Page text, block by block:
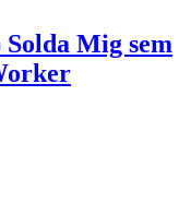
Mig sem